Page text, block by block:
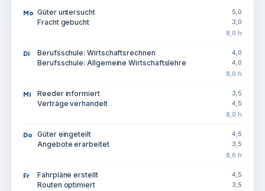
Mo Güter untersucht 5,0
Fracht gebucht 3,0
8,0 h
Di Berufsschule: Wirtschaftsrechnen 4,0
Berufsschule: Allgemeine Wirtschaftslehre 4,0
8,0 h
Mi Reeder informiert 3,5
Verträge verhandelt 4,5
8,0 h
Do Güter eingeteilt 4,5
Angebote erarbeitet 3,5
8,0 h
Fr Fahrpläne erstellt 4,5
Routen optimiert 3,5